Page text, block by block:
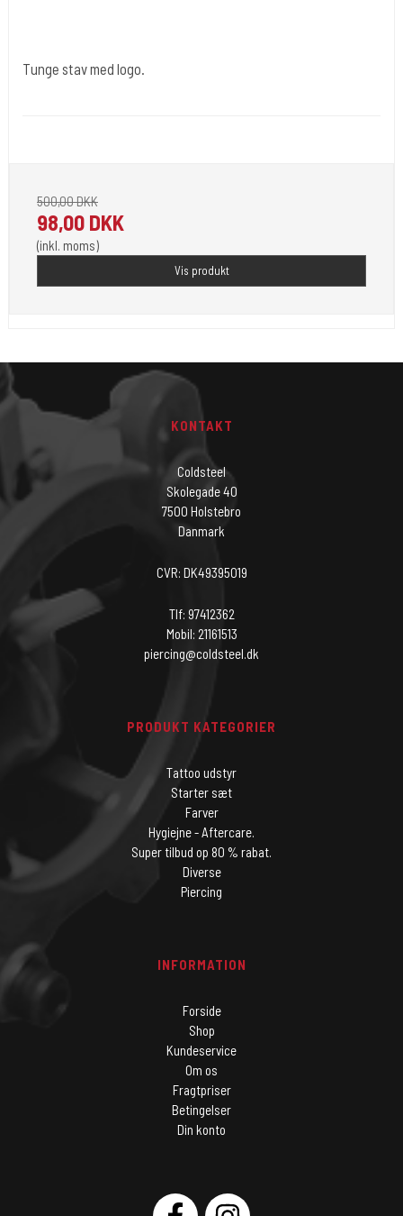
Tunge stav med logo.
500,00 DKK
98,00 DKK
(inkl. moms)
Vis produkt
KONTAKT
Coldsteel
Skolegade 40
7500 Holstebro
Danmark
CVR: DK49395019
Tlf: 97412362
Mobil: 21161513
piercing@coldsteel.dk
PRODUKT KATEGORIER
Tattoo udstyr
Starter sæt
Farver
Hygiejne - Aftercare.
Super tilbud op 80 % rabat.
Diverse
Piercing
INFORMATION
Forside
Shop
Kundeservice
Om os
Fragtpriser
Betingelser
Din konto